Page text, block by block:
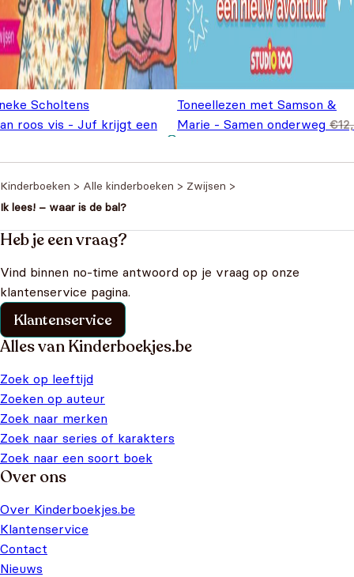
Scholtens
roos vis - Juf krijgt een
Toneellezen met Samson &
Marie - Samen onderweg €
Kinderboeken > Alle kinderboeken > Zwijsen >
Ik lees! – waar is de bal?
Heb je een vraag?
Vind binnen no-time antwoord op je vraag op onze
klantenservice pagina.
Klantenservice
Alles van Kinderboekjes.be
Zoek op leeftijd
Zoeken op auteur
Zoek naar merken
Zoek naar series of karakters
Zoek naar een soort boek
Over ons
Over Kinderboekjes.be
Klantenservice
Contact
Nieuws